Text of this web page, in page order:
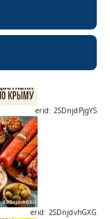
erid: 2SDnjdPjgYS
erid: 2SDnjdvhGXG